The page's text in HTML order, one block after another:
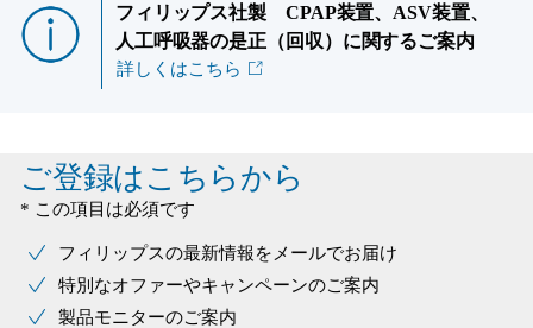
フィリップス社製 CPAP装置、ASV装置、
人工呼吸器の是正（回収）に関するご案内
詳しくはこちら
ご登録はこちらから
* この項目は必須です
フィリップスの最新情報をメールでお届け
特別なオファーやキャンペーンのご案内
製品モニターのご案内